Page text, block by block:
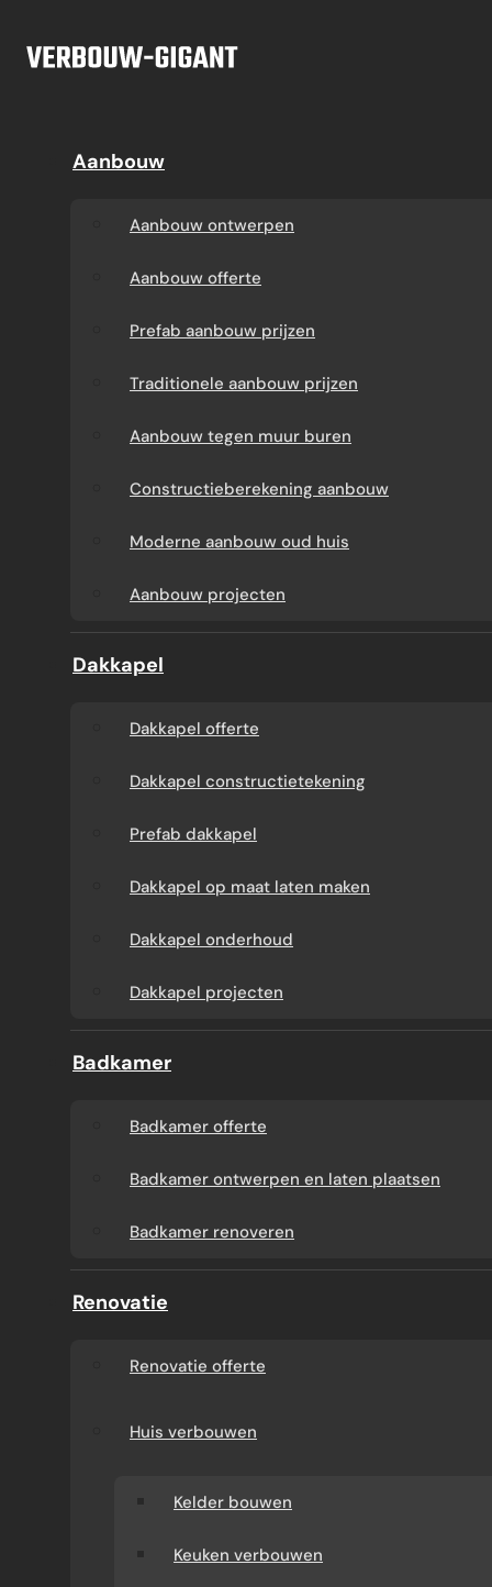
Aanbouw
Aanbouw offerte
Prefab aanbouw
prijzen
Traditionele aanbouw
prijzen
Aanbouw tegen muur
buren
Constructieberekening
Moderne aanbouw
Prefab dakkapel
laten maken
Dakkapel
Dakkapel projecten
Aanbouw
Aanbouw ontwerpen
Aanbouw offerte
Prefab aanbouw prijzen
Traditionele aanbouw prijzen
Aanbouw tegen muur buren
Constructieberekening aanbouw
Moderne aanbouw oud huis
Aanbouw projecten
Dakkapel
Dakkapel offerte
Dakkapel constructietekening
Prefab dakkapel
Dakkapel op maat laten maken
Dakkapel onderhoud
Dakkapel projecten
Badkamer
Badkamer offerte
Badkamer ontwerpen en laten plaatsen
Badkamer renoveren
Renovatie
Renovatie offerte
Huis verbouwen
Kelder bouwen
Keuken verbouwen